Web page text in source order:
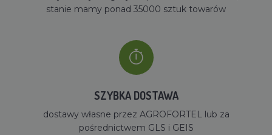
stanie mamy ponad 35000 sztuk towarów
SZYBKA DOSTAWA
dostawy własne przez AGROFORTEL lub za
pośrednictwem GLS i GEIS